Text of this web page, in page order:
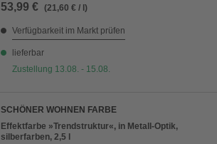
53,99 € (21,60 € / l)
Verfügbarkeit im Markt prüfen
lieferbar
Zustellung 13.08. - 15.08.
SCHÖNER WOHNEN FARBE
Effektfarbe »Trendstruktur«, in Metall-Optik,
silberfarben, 2,5 l